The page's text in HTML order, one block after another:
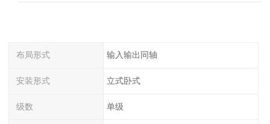
布局形式 输入输出同轴
安装形式 立式卧式
级数 单级